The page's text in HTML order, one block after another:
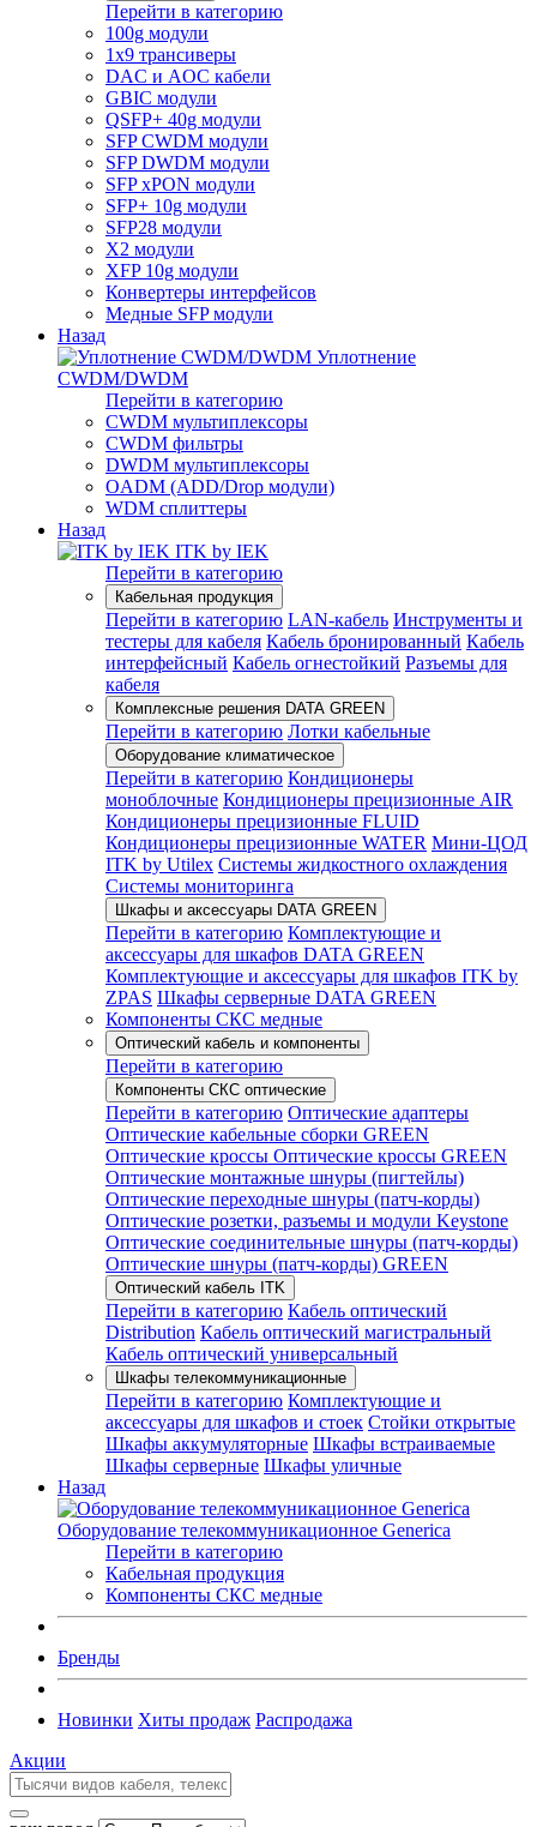
Перейти в категорию
100g модули
1x9 трансиверы
DAC и AOC кабели
GBIC модули
QSFP+ 40g модули
SFP CWDM модули
SFP DWDM модули
SFP xPON модули
SFP+ 10g модули
SFP28 модули
X2 модули
XFP 10g модули
Конвертеры интерфейсов
Медные SFP модули
Назад
Уплотнение
CWDM/DWDM
Перейти в категорию
CWDM мультиплексоры
CWDM фильтры
DWDM мультиплексоры
OADM (ADD/Drop модули)
WDM сплиттеры
Назад
ITK by IEK
Перейти в категорию
Кабельная продукция
Перейти в категорию LAN-кабель Инструменты и
тестеры для кабеля Кабель бронированный Кабель
интерфейсный Кабель огнестойкий Разъемы для
кабеля
Комплексные решения DATA GREEN
Перейти в категорию Лотки кабельные
Оборудование климатическое
Перейти в категорию Кондиционеры
моноблочные Кондиционеры прецизионные AIR
Кондиционеры прецизионные FLUID
Кондиционеры прецизионные WATER Мини-ЦОД
ITK by Utilex Системы жидкостного охлаждения
Системы мониторинга
Шкафы и аксессуары DATA GREEN
Перейти в категорию Комплектующие и
аксессуары для шкафов DATA GREEN
Комплектующие и аксессуары для шкафов ITK by
ZPAS Шкафы серверные DATA GREEN
Компоненты СКС медные
Оптический кабель и компоненты
Перейти в категорию
Компоненты СКС оптические
Перейти в категорию Оптические адаптеры
Оптические кабельные сборки GREEN
Оптические кроссы Оптические кроссы GREEN
Оптические монтажные шнуры (пигтейлы)
Оптические переходные шнуры (патч-корды)
Оптические розетки, разъемы и модули Keystone
Оптические соединительные шнуры (патч-корды)
Оптические шнуры (патч-корды) GREEN
Оптический кабель ITK
Перейти в категорию Кабель оптический
Distribution Кабель оптический магистральный
Кабель оптический универсальный
Шкафы телекоммуникационные
Перейти в категорию Комплектующие и
аксессуары для шкафов и стоек Стойки открытые
Шкафы аккумуляторные Шкафы встраиваемые
Шкафы серверные Шкафы уличные
Назад
Оборудование телекоммуникационное Generica
Перейти в категорию
Кабельная продукция
Компоненты СКС медные
Бренды
Новинки Хиты продаж Распродажа
Акции